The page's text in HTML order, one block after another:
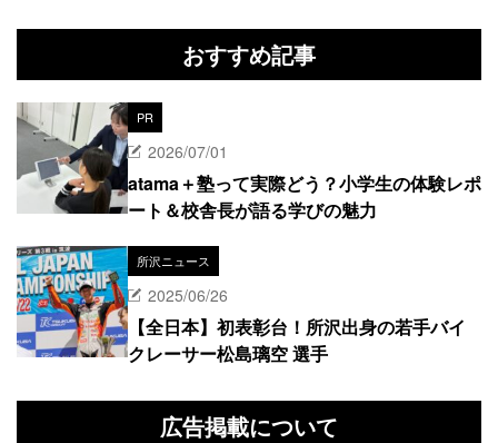
おすすめ記事
PR
2026/07/01
atama＋塾って実際どう？小学生の体験レポ
ート＆校舎長が語る学びの魅力
所沢ニュース
2025/06/26
【全日本】初表彰台！所沢出身の若手バイ
クレーサー松島璃空 選手
広告掲載について